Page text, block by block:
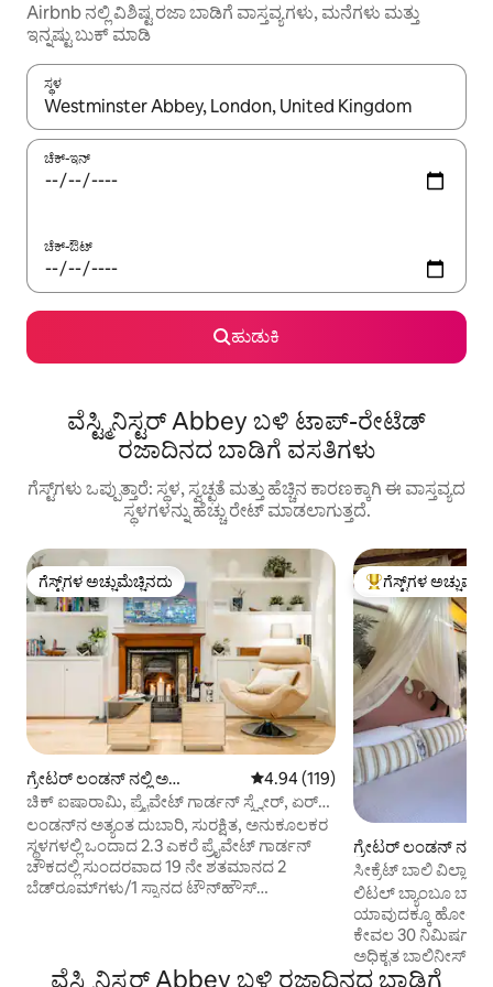
Airbnb ನಲ್ಲಿ ವಿಶಿಷ್ಟ ರಜಾ ಬಾಡಿಗೆ ವಾಸ್ತವ್ಯಗಳು, ಮನೆಗಳು ಮತ್ತು
ಇನ್ನಷ್ಟು ಬುಕ್ ಮಾಡಿ
ಸ್ಥಳ
ಫಲಿತಾಂಶಗಳು ಲಭ್ಯವಿರುವಾಗ, ಅಪ್ ಮತ್ತು ಡೌನ್ ಬಾಣದ ಕೀಲಿಗಳೊಂದಿಗೆ
ಚೆಕ್-ಇನ್
ಚೆಕ್-ಔಟ್
ಹುಡುಕಿ
ವೆಸ್ಟ್ಮಿನಿಸ್ಟರ್ Abbey ಬಳಿ ಟಾಪ್-ರೇಟೆಡ್
ರಜಾದಿನದ ಬಾಡಿಗೆ ವಸತಿಗಳು
ಗೆಸ್ಟ್‌ಗಳು ಒಪ್ಪುತ್ತಾರೆ: ಸ್ಥಳ, ಸ್ವಚ್ಛತೆ ಮತ್ತು ಹೆಚ್ಚಿನ ಕಾರಣಕ್ಕಾಗಿ ಈ ವಾಸ್ತವ್ಯದ
ಸ್ಥಳಗಳನ್ನು ಹೆಚ್ಚು ರೇಟ್ ಮಾಡಲಾಗುತ್ತದೆ.
ಗೆಸ್ಟ್‌ಗಳ ಅಚ್ಚುಮೆಚ್ಚಿನದು
ಗೆಸ್ಟ್‌ಗಳ ಅಚ್ಚುಮೆಚ್ಚಿನದು
ಗ್ರೇಟರ್ ಲಂಡನ್ ನಲ್ಲಿ ಅ
ಪಾರ್ಟ್‌ಮಂಟ್
5 ರಲ್ಲಿ 4.94 ಸರಾಸರಿ ರೇಟಿಂಗ್, 119
4.94 (119)
ಚಿಕ್ ಐಷಾರಾಮಿ, ಪ್ರೈವೇಟ್ ಗಾರ್ಡನ್ ಸ್ಕ್ವೇರ್, ಏರ್
ಕಾನ್ & ಎಕ್ಸ್‌ಟ್ರಾಗಳು
ಲಂಡನ್‌ನ ಅತ್ಯಂತ ದುಬಾರಿ, ಸುರಕ್ಷಿತ, ಅನುಕೂಲಕರ
ಸ್ಥಳಗಳಲ್ಲಿ ಒಂದಾದ 2.3 ಎಕರೆ ಪ್ರೈವೇಟ್ ಗಾರ್ಡನ್
ಚೌಕದಲ್ಲಿ ಸುಂದರವಾದ 19 ನೇ ಶತಮಾನದ 2
ಬೆಡ್‌ರೂಮ್‌ಗಳು/1 ಸ್ನಾನದ ಟೌನ್‌ಹೌಸ್
ಆಹಾರ ಮಳಿಗೆಗಳು ಮತ್ತು ಅಂಗಡಿಗಳಲ್ಲಿ ಹಾಪ್-
ಗೆಸ್ಟ್‌ಗಳಿಗೆ ಅತಿ ಹೆಚ್ಚು
ಗೆಸ್ಟ್‌ಗಳ
ಗ್ರೇಟರ್ ಲಂಡನ್ ನಲ್ಲಿ
ಹುದಾದ ಸ್ಥಳ
ಸೀಕ್ರೆಟ್ ಬಾಲಿ ವಿಲ್ಲಾ
ನಿಮಿಷಗಳು
ಲಿಟಲ್ ಬ್ಯಾಂಬೂ
ಯಾವುದಕ್ಕೂ
ಕೇವಲ 30 ನಿಮಿಷಗಳ
ಅಧಿಕೃತ ಬಾಲಿನೀಸ್
ಇಂಡೋನೇಷಿಯನ್
ವೆಸ್ಟ್ಮಿನಿಸ್ಟರ್ Abbey ಬಳಿ ರಜಾದಿನದ ಬಾಡಿಗೆ